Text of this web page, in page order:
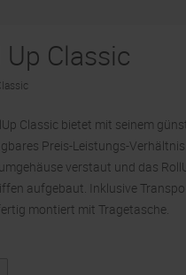
Up Classic
Classic bietet mit seinem
Preis-Leistungs-
verstaut und das
aufgebaut. Inklusive
montiert mit Tragetasche.